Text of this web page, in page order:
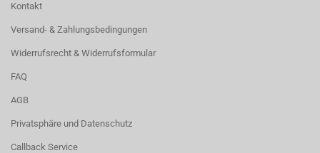
Kontakt
Versand- & Zahlungsbedingungen
Widerrufsrecht & Widerrufsformular
FAQ
AGB
Privatsphäre und Datenschutz
Callback Service